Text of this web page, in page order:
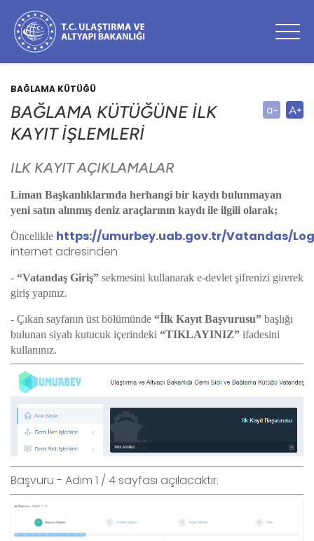
BAĞLAMA KÜTÜĞÜ
BAĞLAMA KÜTÜĞÜNE İLK
KAYIT İŞLEMLERİ
ILK KAYIT AÇIKLAMALAR
Liman Başkanlıklarında herhangi bir kaydı bulunmayan
yeni satın alınmış deniz araçlarının kaydı ile ilgili olarak;
Öncelikle https://umurbey.uab.gov.tr/Vatandas/
internet adresinden
- “Vatandaş Giriş” sekmesini kullanarak e-devlet şifrenizi girerek
giriş yapınız.
- Çıkan sayfanın üst bölümünde “İlk Kayıt Başvurusu” başlığı
bulunan siyah kutucuk içerindeki “TIKLAYINIZ” ifadesini
kullanınız.
Başvuru - Adım 1 / 4 sayfası açılacaktır.